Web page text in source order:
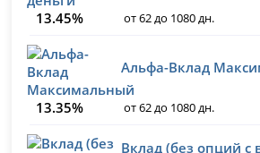
13.45% от 62 до 1080 дн.
Альфа-Вклад
13.35% от 62 до 1080 дн.
Вклад (без опций с